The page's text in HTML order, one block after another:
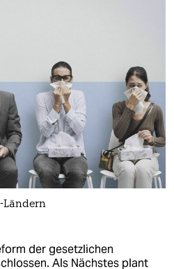
Ländern
der gesetzlichen
Als Nächstes plant